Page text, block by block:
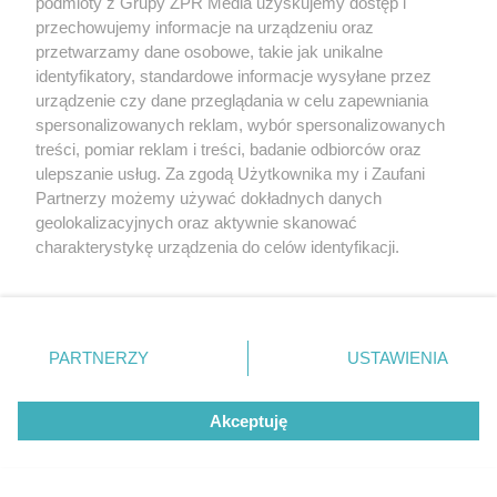
okazjonalnie
zatrzymują się
samochody
ciężarowe oraz
rzadko używane
przez
samochody
ciężarowe ulice i
place
R1/od 5–11 45
ulice osiedlowe,
strefy ruchu
pieszego z
samochodów
ciężarowych i
przechowujemy informacje na urządzeniu oraz
przetwarzamy dane osobowe, takie jak unikalne
identyfikatory, standardowe informacje wysyłane przez
urządzenie czy dane przeglądania w celu zapewniania
spersonalizowanych reklam, wybór spersonalizowanych
treści, pomiar reklam i treści, badanie odbiorców oraz
ulepszanie usług. Za zgodą Użytkownika my i Zaufani
Partnerzy możemy używać dokładnych danych
geolokalizacyjnych oraz aktywnie skanować
charakterystykę urządzenia do celów identyfikacji.
zmienić/wycofać klikając przycisk ustawień prywatności
znajdujący się w lewym dolnym rogu strony
rodzaje przetwarzania danych nie wymagają zgody
użytkownika, ale masz prawo sprzeciwić się takiemu
przetwarzaniu. Preferencje będą miały zastosowanie tylko
PARTNERZY USTAWIENIA
Akceptuję